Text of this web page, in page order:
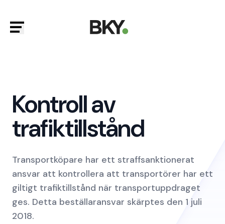
Kontroll av
trafiktillstånd
Transportköpare har ett straffsanktionerat
ansvar att kontrollera att transportörer har ett
giltigt trafiktillstånd när transportuppdraget
ges. Detta beställaransvar skärptes den 1 juli
2018.